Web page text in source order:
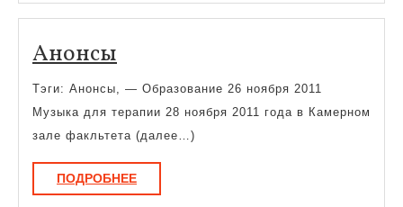
АнонсыАнонсы
Тэги: Анонсы, — Образование 26 ноября 2011
Музыка для терапии 28 ноября 2011 года в Камерном
зале факльтета (далее…)
ПОДРОБНЕЕПОДРОБНЕЕ